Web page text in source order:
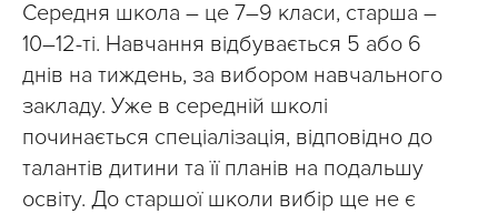
Середня школа – це 7–9 класи, старша –
10–12-ті. Навчання відбувається 5 або 6
днів на тиждень, за вибором навчального
закладу. Уже в середній школі
починається спеціалізація, відповідно до
талантів дитини та її планів на подальшу
освіту. До старшої школи вибір ще не є